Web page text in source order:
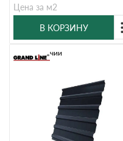
Цена за м2
В КОРЗИНУ
В наличии